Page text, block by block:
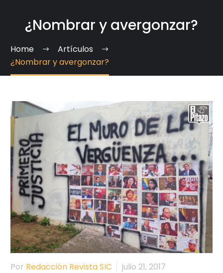
¿Nombrar y avergonzar?
Home
Artículos
¿Nombrar y avergonzar?
Por Redacción Revista SIC julio 21, 2017